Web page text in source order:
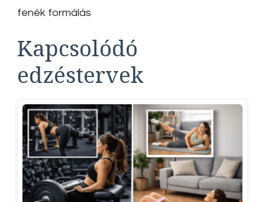
fenék formálás
Kapcsolódó
edzéstervek